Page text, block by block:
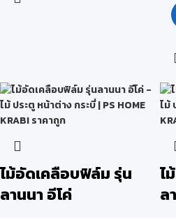
ไม้อัดเคลือบฟิล์ม รุ่น
ลานนา อีโค่
ไ
ล